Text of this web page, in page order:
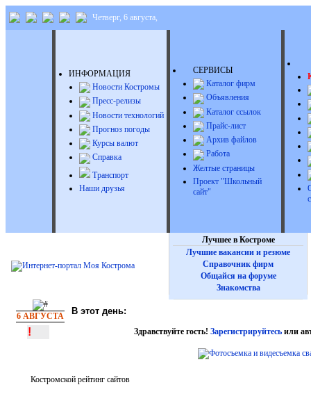
Четверг, 6 августа,
ИНФОРМАЦИЯ
Новости Костромы
Пресс-релизы
Новости технологий
Прогноз погоды
Курсы валют
Справка
Транспорт
Наши друзья
СЕРВИСЫ
Каталог фирм
Объявления
Каталог ссылок
Прайс-лист
Архив файлов
Работа
Желтые страницы
Проект "Школьный
сайт"
Лучшее в Костроме
Лучшие вакансии и резюме
Справочник фирм
Общайся на форуме
Знакомства
6 АВГУСТА В этот день:
! Здравствуйте гость! Зарегистрируйтесьили
Костромской рейтинг сайтов